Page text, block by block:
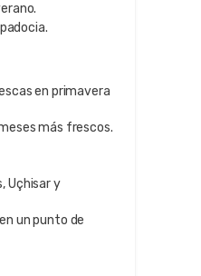
en primavera
más frescos.
Uçhisar y
un punto de